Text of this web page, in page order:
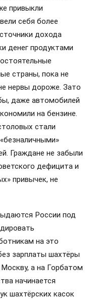
привыкли
себя более
дохода
денег продуктами
страны, пока не
нервы дороже. Зато
даже автомобилей
на бензине.
стали
Граждане не забыли
дефицита и
привычек, не
России под
на это
зарплаты шахтёры
а на Горбатом
начинается
шахтёрских касок